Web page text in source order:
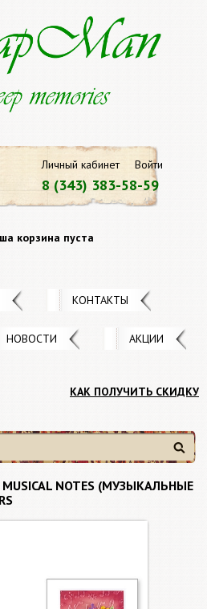
Личный кабинет Войти
8 (343) 383-58-59
корзина пуста
КОНТАКТЫ
НОВОСТИ АКЦИИ
КАК ПОЛУЧИТЬ СКИДКУ
Найти
NOTES (МУЗЫКАЛЬНЫЕ